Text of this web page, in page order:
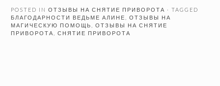
POSTED INОТЗЫВЫ НА СНЯТИЕ ПРИВОРОТА · TAGGED
БЛАГОДАРНОСТИ ВЕДЬМЕ АЛИНЕ
,ОТЗЫВЫ НА
МАГИЧЕСКУЮ ПОМОЩЬ
,ОТЗЫВЫ НА СНЯТИЕ
ПРИВОРОТА
,СНЯТИЕ ПРИВОРОТА